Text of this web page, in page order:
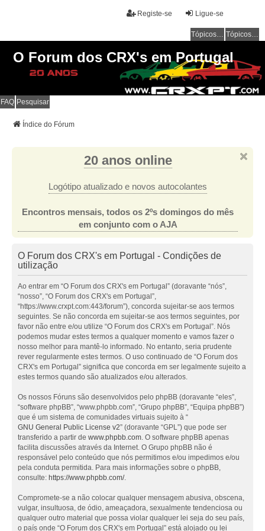
Ligue-se
Registe-se
Tópicos sem resposta Tópicos ativos
O Forum dos CRX's em Portugal
FAQ Pesquisar
Índice do Fórum
20 anos online
Logótipo atualizado e novos autocolantes
Encontros mensais, todos os 2ºs domingos do mês
em conjunto com o AJA
O Forum dos CRX's em Portugal - Condições de
utilização
Ao entrar em “O Forum dos CRX's em Portugal” (doravante “nós”,
“nosso”, “O Forum dos CRX's em Portugal”,
“https://www.crxpt.com:443/forum”), concorda sujeitar-se aos termos
seguintes. Se não concorda em sujeitar-se aos termos seguintes, por
favor não entre e/ou utilize “O Forum dos CRX's em Portugal”. Nós
podemos mudar estes termos a qualquer momento e vamos fazer o
nosso melhor para mantê-lo informado. No entanto, seria prudente
rever regularmente estes termos. O uso continuado de “O Forum dos
CRX's em Portugal” significa que concorda em ser legalmente sujeito a
estes termos quando são atualizados e/ou alterados.
Os nossos Fóruns são desenvolvidos pelo phpBB (doravante “eles”,
“software phpBB”, “www.phpbb.com”, “Grupo phpBB”, “Equipa phpBB”)
que é um sistema de comunidades virtuais sujeito à “
GNU General Public License v2” (doravante “GPL”) que pode ser
transferido a partir de www.phpbb.com. O software phpBB apenas
facilita discussões através da Internet. O Grupo phpBB não é
responsável pelo conteúdo que nós permitimos e/ou impedimos e/ou
pela conduta permitida. Para mais informações sobre o phpBB,
consulte: https://www.phpbb.com/.
Compromete-se a não colocar qualquer mensagem abusiva, obscena,
vulgar, insultuosa, de ódio, ameaçadora, sexualmente tendenciosa ou
qualquer outro material que possa violar qualquer lei seja do seu país,
o país onde “O Forum dos CRX's em Portugal” está alojado ou lei